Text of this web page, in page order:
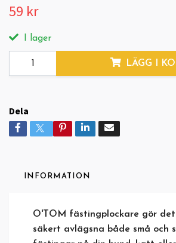
59 kr
I lager
LÄGG I
Dela
INFORMATION
O'TOM fästingplockare gör
säkert avlägsna både små och